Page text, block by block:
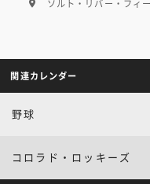
ソルト・リバー・フィ
関連カレンダー
野球
コロラド・ロッキーズ